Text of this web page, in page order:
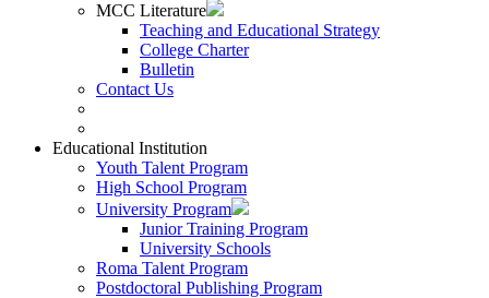
MCC Literature
Teaching and Educational Strategy
College Charter
Bulletin
Contact Us
Educational Institution
Youth Talent Program
High School Program
University Program
Junior Training Program
University Schools
Roma Talent Program
Postdoctoral Publishing Program